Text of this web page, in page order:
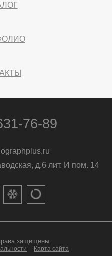
76-89
д.6 лит. И пом. 14
защищены
Карта сайта